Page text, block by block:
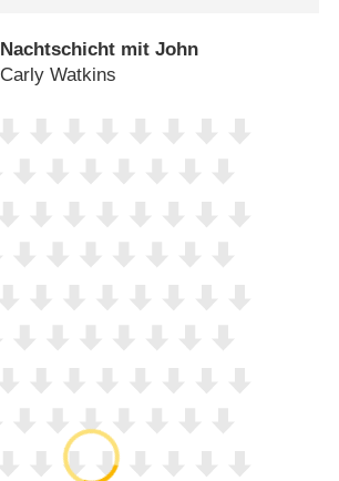
Nachtschicht mit John
Carly Watkins